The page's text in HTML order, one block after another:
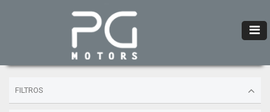
FILTROS